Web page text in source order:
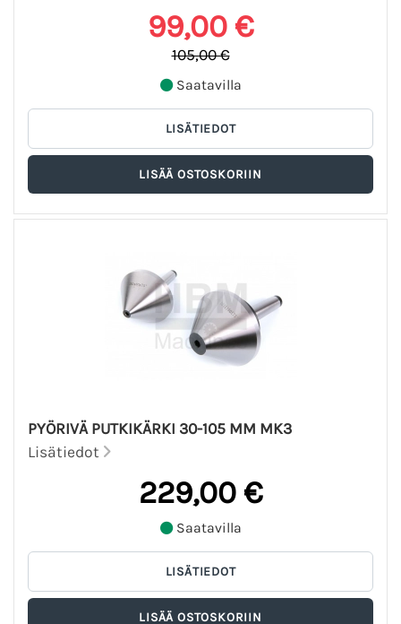
99,00 €
105,00 €
Saatavilla
PYÖRIVÄ PUTKIKÄRKI 30-105 MM MK3
Lisätiedot
229,00 €
Saatavilla